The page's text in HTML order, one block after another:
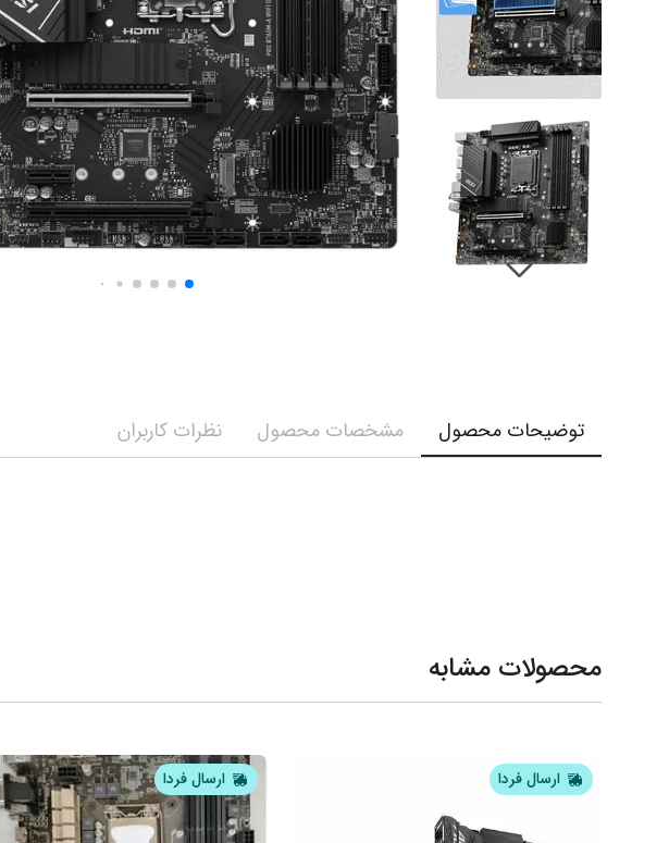
توضیحات محصول مشخصات محصول نظرات کاربران
محصولات مشابه
ارسال فردا ارسال فردا